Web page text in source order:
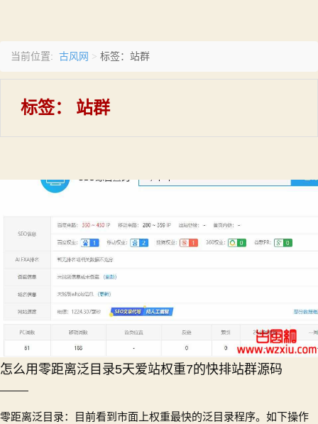
当前位置: 古风网 > 标签：站群
标签： 站群
怎么用零距离泛目录5天爱站权重7的快排站群源码
零距离泛目录：目前看到市面上权重最快的泛目录程序。如下操作